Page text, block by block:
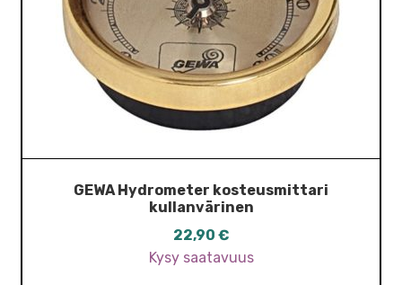
GEWA Hydrometer kosteusmittari
kullanvärinen
22,90 €
Kysy saatavuus